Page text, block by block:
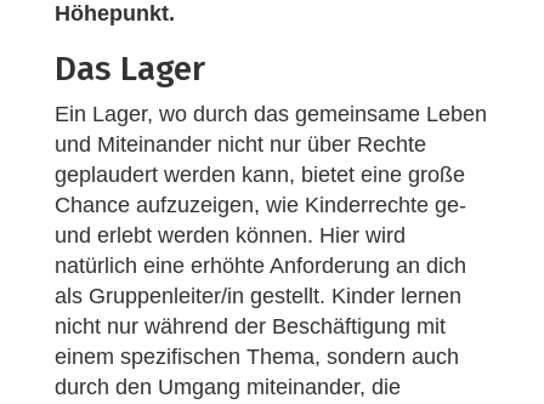
Höhepunkt.
Das Lager
Ein Lager, wo durch das gemeinsame Leben
und Miteinander nicht nur über Rechte
geplaudert werden kann, bietet eine große
Chance aufzuzeigen, wie Kinderrechte ge-
und erlebt werden können. Hier wird
natürlich eine erhöhte Anforderung an dich
als Gruppenleiter/in gestellt. Kinder lernen
nicht nur während der Beschäftigung mit
einem spezifischen Thema, sondern auch
durch den Umgang miteinander, die